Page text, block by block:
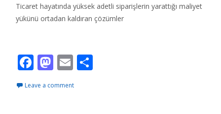
Ticaret hayatında yüksek adetli siparişlerin yarattığı maliyet
yükünü ortadan kaldıran çözümler
F
e
M
to
E
ai
Leave a comment